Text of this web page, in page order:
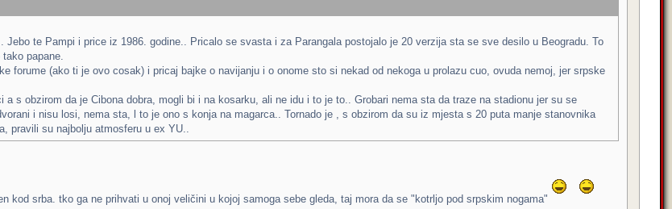
Jebo te Pampi i price iz 1986. godine.. Pricalo se svasta i za Parangala postojalo je 20 verzija sta se sve desilo u Beogradu. To
papane.
forume (ako ti je ovo cosak) i pricaj bajke o navijanju i o onome sto si nekad od nekoga u prolazu cuo, ovuda nemoj, jer srpske
s obzirom da je Cibona dobra, mogli bi i na kosarku, ali ne idu i to je to.. Grobari nema sta da traze na stadionu jer su se
i nisu losi, nema sta, l to je ono s konja na magarca.. Tornado je , s obzirom da su iz mjesta s 20 puta manje stanovnika
pravili su najbolju atmosferu u ex YU..
kod srba. tko ga ne prihvati u onoj veličini u kojoj samoga sebe gleda, taj mora da se "kotrljo pod srpskim nogama"